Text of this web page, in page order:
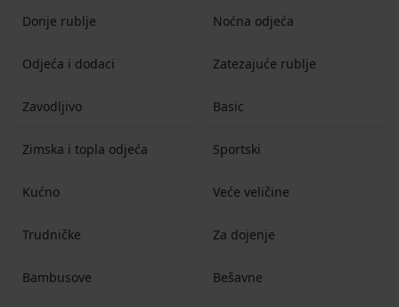
Donje rublje Noćna odjeća
Odjeća i dodaci Zatezajuće rublje
Zavodljivo Basic
Zimska i topla odjeća Sportski
Kućno Veće veličine
Trudničke Za dojenje
Bambusove Bešavne